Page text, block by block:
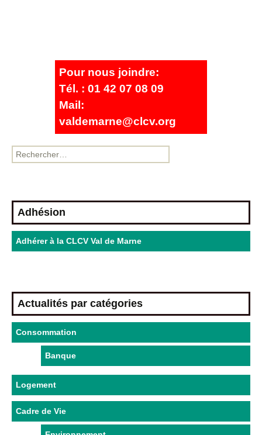
Pour nous joindre:
Tél. : 01 42 07 08 09
Mail:
valdemarne@clcv.org
Adhésion
Adhérer à la CLCV Val de Marne
Actualités par catégories
Consommation
Banque
Logement
Cadre de Vie